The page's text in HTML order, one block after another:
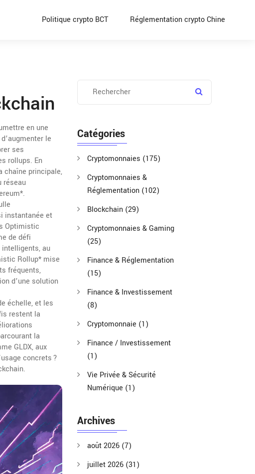
Politique crypto BCT Réglementation crypto Chine
en une
le
ses
rollups. En
chaîne principale,
réseau
instantanée et
Optimistic
de défi
au
Rollup* mise
fréquents,
d’une solution
échelle, et les
restent la
la
GLDX, aux
concrets ?
Catégories
Cryptomonnaies (175)
Cryptomonnaies &
Réglementation (102)
Blockchain (29)
Cryptomonnaies & Gaming
(25)
Finance & Réglementation
(15)
Finance & Investissement
(8)
Cryptomonnaie (1)
Finance / Investissement
(1)
Vie Privée & Sécurité
Numérique (1)
Archives
août 2026 (7)
juillet 2026 (31)